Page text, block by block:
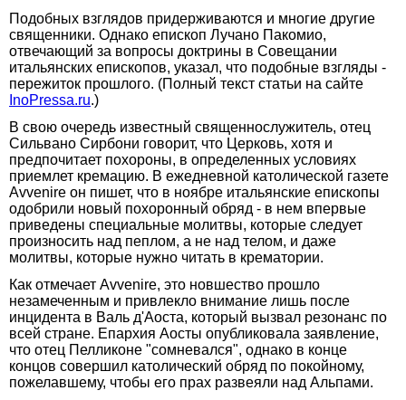
Подобных взглядов придерживаются и многие другие
священники. Однако епископ Лучано Пакомио,
отвечающий за вопросы доктрины в Совещании
итальянских епископов, указал, что подобные взгляды -
пережиток прошлого. (Полный текст статьи на сайте
InoPressa.ru.)
В свою очередь известный священнослужитель, отец
Сильвано Сирбони говорит, что Церковь, хотя и
предпочитает похороны, в определенных условиях
приемлет кремацию. В ежедневной католической газете
Avvenire он пишет, что в ноябре итальянские епископы
одобрили новый похоронный обряд - в нем впервые
приведены специальные молитвы, которые следует
произносить над пеплом, а не над телом, и даже
молитвы, которые нужно читать в крематории.
Как отмечает Avvenire, это новшество прошло
незамеченным и привлекло внимание лишь после
инцидента в Валь д'Аоста, который вызвал резонанс по
всей стране. Епархия Аосты опубликовала заявление,
что отец Пелликоне "сомневался", однако в конце
концов совершил католический обряд по покойному,
пожелавшему, чтобы его прах развеяли над Альпами.